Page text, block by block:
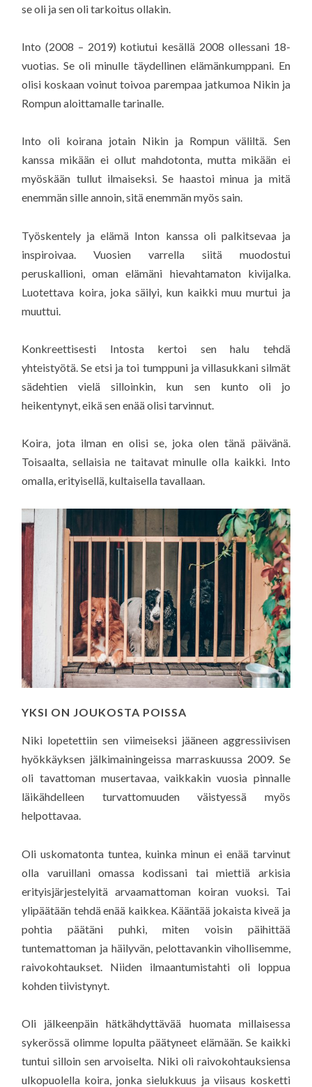
se oli ja sen oli tarkoitus ollakin.
Into (2008 – 2019) kotiutui kesällä 2008 ollessani 18-
vuotias. Se oli minulle täydellinen elämänkumppani. En
olisi koskaan voinut toivoa parempaa jatkumoa Nikin ja
Rompun aloittamalle tarinalle.
Into oli koirana jotain Nikin ja Rompun väliltä. Sen
kanssa mikään ei ollut mahdotonta, mutta mikään ei
myöskään tullut ilmaiseksi. Se haastoi minua ja mitä
enemmän sille annoin, sitä enemmän myös sain.
Työskentely ja elämä Inton kanssa oli palkitsevaa ja
inspiroivaa. Vuosien varrella siitä muodostui
peruskallioni, oman elämäni hievahtamaton kivijalka.
Luotettava koira, joka säilyi, kun kaikki muu murtui ja
muuttui.
Konkreettisesti Intosta kertoi sen halu tehdä
yhteistyötä. Se etsi ja toi tumppuni ja villasukkani silmät
sädehtien vielä silloinkin, kun sen kunto oli jo
heikentynyt, eikä sen enää olisi tarvinnut.
Koira, jota ilman en olisi se, joka olen tänä päivänä.
Toisaalta, sellaisia ne taitavat minulle olla kaikki. Into
omalla, erityisellä, kultaisella tavallaan.
YKSI ON JOUKOSTA POISSA
Niki lopetettiin sen viimeiseksi jääneen aggressiivisen
hyökkäyksen jälkimainingeissa marraskuussa 2009. Se
oli tavattoman musertavaa, vaikkakin vuosia pinnalle
läikähdelleen turvattomuuden väistyessä myös
helpottavaa.
Oli uskomatonta tuntea, kuinka minun ei enää tarvinut
olla varuillani omassa kodissani tai miettiä arkisia
erityisjärjestelyitä arvaamattoman koiran vuoksi. Tai
ylipäätään tehdä enää kaikkea. Kääntää jokaista kiveä ja
pohtia päätäni puhki, miten voisin päihittää
tuntemattoman ja häilyvän, pelottavankin vihollisemme,
raivokohtaukset. Niiden ilmaantumistahti oli loppua
kohden tiivistynyt.
Oli jälkeenpäin hätkähdyttävää huomata millaisessa
sykerössä olimme lopulta päätyneet elämään. Se kaikki
tuntui silloin sen arvoiselta. Niki oli raivokohtauksiensa
ulkopuolella koira, jonka sielukkuus ja viisaus kosketti